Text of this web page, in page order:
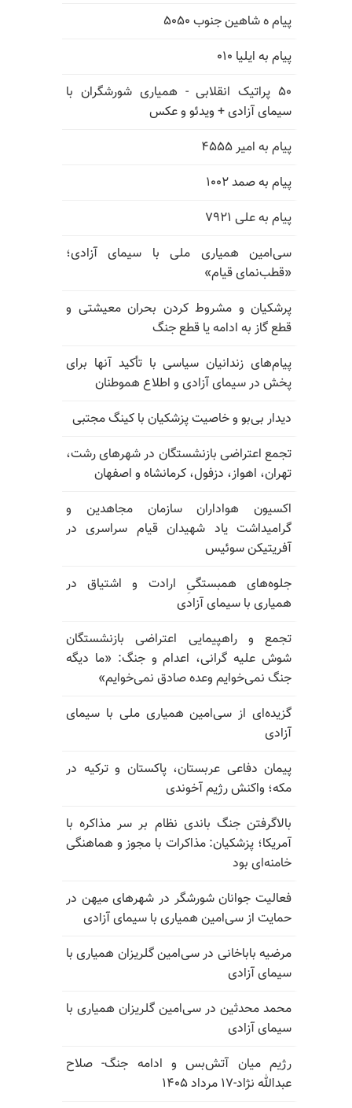
پیام ه شاهین جنوب ۵۰۵۰
پیام به ایلیا ۰۱۰
۵۰ پراتیک انقلابی - همیاری شورشگران با
سیمای آزادی + ویدئو و عکس
پیام به امیر ۴۵۵۵
پیام به صمد ۱۰۰۲
پیام به علی ۷۹۲۱
سی‌امین همیاری ملی با سیمای آزادی؛
«قطب‌نمای قیام»
پرشکیان و مشروط کردن بحران معیشتی و
قطع گاز به ادامه یا قطع جنگ
پیام‌های زندانیان سیاسی با تأکید آنها برای
پخش در سیمای آزادی و اطلاع هموطنان
دیدار بی‌بو و خاصیت پزشکیان با کینگ مجتبی
تجمع اعتراضی بازنشستگان در شهرهای رشت،
تهران، اهواز، دزفول، کرمانشاه و اصفهان
اکسیون هواداران سازمان مجاهدین و
گرامیداشت یاد شهیدان قیام سراسری در
آفریتیکن سوئیس
جلوه‌های همبستگیِ ارادت و اشتیاق در
همیاری با سیمای آزادی
تجمع و راهپیمایی اعتراضی بازنشستگان
شوش علیه گرانی، اعدام و جنگ: «ما دیگه
جنگ نمی‌خوایم وعده صادق نمی‌خوایم»
گزیده‌ای از سی‌امین همیاری ملی با سیمای
آزادی
پیمان دفاعی عربستان، پاکستان و ترکیه در
مکه؛ واکنش رژیم آخوندی
بالا‌گرفتن جنگ باندی نظام بر سر مذاکره با
آمریکا؛ پزشکیان: مذاکرات با مجوز و هماهنگی
خامنه‌ای بود
فعالیت جوانان شورشگر در شهرهای میهن در
حمایت از سی‌امین همیاری با سیمای آزادی
مرضیه باباخانی در سی‌امین گلریزان همیاری با
سیمای آزادی
محمد محدثین در سی‌امین گلریزان همیاری با
سیمای آزادی
رژیم میان آتش‌بس و ادامه جنگ- صلاح
عبدالله نژاد-۱۷ مرداد ۱۴۰۵